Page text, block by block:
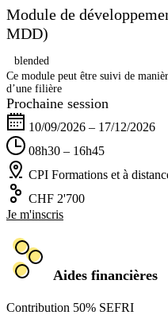
Module de
MDD)
blended
Ce module peut être suivi de
d’une filière
Prochaine session
10/09/2026 – 17/12/2026
08h30 – 16h45
CPI Formations et à
CHF 2'700
Je m'inscris
Aides financières
Contribution 50% SEFRI